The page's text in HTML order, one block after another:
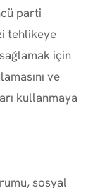
parti
tehlikeye
için
ve
kullanmaya
sosyal